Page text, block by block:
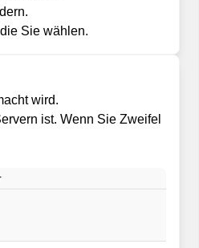
Sie wählen.
wird.
ist. Wenn Sie Zweifel